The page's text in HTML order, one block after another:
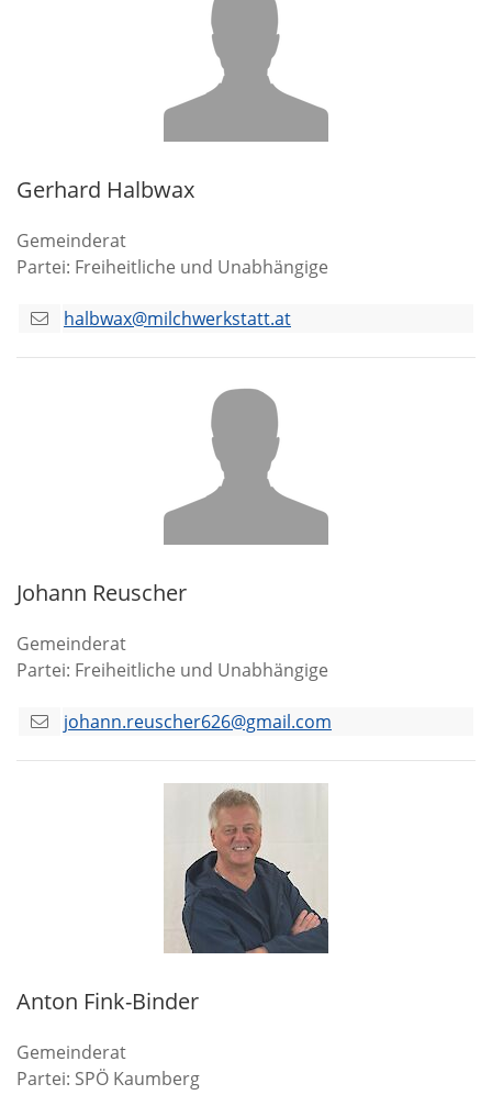
Gerhard Halbwax
Gemeinderat
Partei: Freiheitliche und Unabhängige
halbwax@milchwerkstatt.at
Johann Reuscher
Gemeinderat
Partei: Freiheitliche und Unabhängige
johann.reuscher626@gmail.com
Anton Fink-Binder
Gemeinderat
Partei: SPÖ Kaumberg